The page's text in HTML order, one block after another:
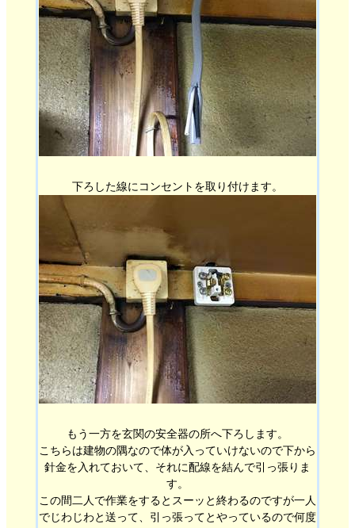
下ろした線にコンセントを取り付けます。
もう一方を玄関の安全器の所へ下ろします。
こちらは建物の隅なので体が入っていけないので下から
針金を入れておいて、それに配線を結んで引っ張りま
す。
この間二人で作業をするとスーッと終わるのですが一人
でじわじわと送って、引っ張ってとやっているので何度